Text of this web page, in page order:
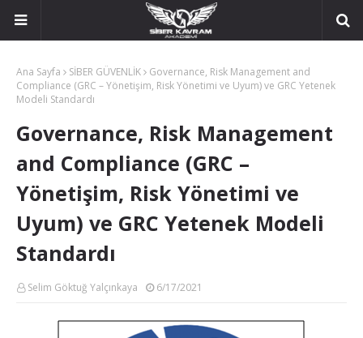
Ana Sayfa SİBER GÜVENLİK
Governance, Risk Management and
Compliance (GRC – Yönetişim, Risk Yönetimi ve Uyum) ve GRC Yetenek
Modeli Standardı
Governance, Risk Management
and Compliance (GRC –
Yönetişim, Risk Yönetimi ve
Uyum) ve GRC Yetenek Modeli
Standardı
Selim Göktuğ Yalçınkaya 6/17/2021